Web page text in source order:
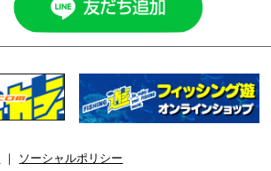
｜ ソーシャルポリシー